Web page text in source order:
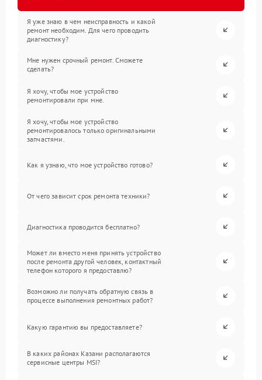
Я уже знаю в чем неисправность и какой
ремонт необходим. Для чего проводить
диагностику?
Мне нужен срочный ремонт. Сможете
сделать?
Я хочу, чтобы мое устройство
ремонтировали при мне.
Я хочу, чтобы мое устройство
ремонтировалось только оригинальными
запчастями.
Как я узнаю, что мое устройство готово?
От чего зависит срок ремонта техники?
Диагностика проводится бесплатно?
Может ли вместо меня принять устройство
после ремонта другой человек, контактный
телефон которого я предоставлю?
Возможно ли получать обратную связь в
процессе выполнения ремонтных работ?
Какую гарантию вы предоставляете?
В каких районах Казани располагаются
сервисные центры MSI?